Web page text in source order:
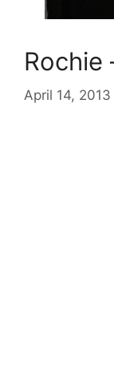
Rochie
April 14, 2013